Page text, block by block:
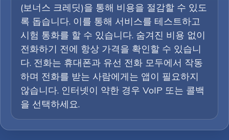
(보너스 크레딧)을 통해 비용을 절감할 수 있도
록 돕습니다. 이를 통해 서비스를 테스트하고
시험 통화를 할 수 있습니다. 숨겨진 비용 없이
전화하기 전에 항상 가격을 확인할 수 있습니
다. 전화는 휴대폰과 유선 전화 모두에서 작동
하며 전화를 받는 사람에게는 앱이 필요하지
않습니다. 인터넷이 약한 경우 VoIP 또는 콜백
을 선택하세요.